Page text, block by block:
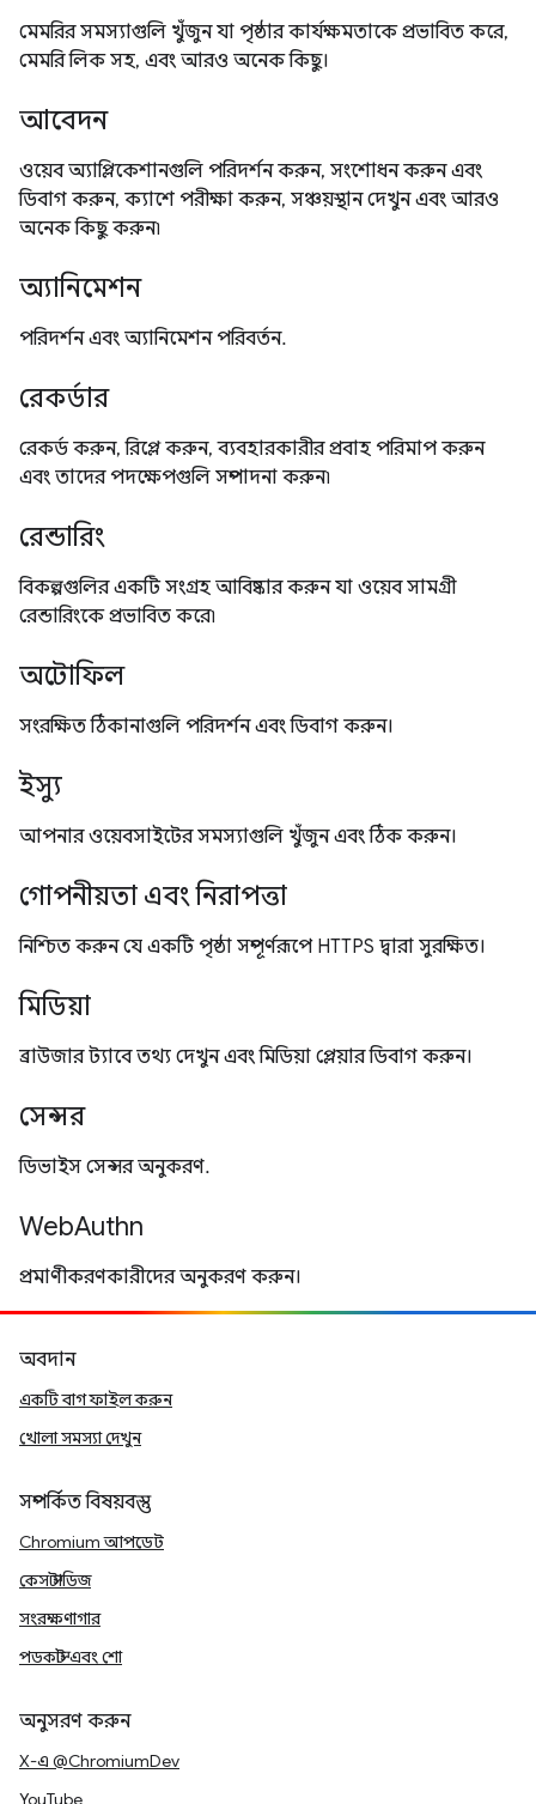
মেমরির সমস্যাগুলি খুঁজুন যা পৃষ্ঠার কার্যক্ষমতাকে প্রভাবিত করে,
মেমরি লিক সহ, এবং আরও অনেক কিছু।
আবেদন
ওয়েব অ্যাপ্লিকেশানগুলি পরিদর্শন করুন, সংশোধন করুন এবং
ডিবাগ করুন, ক্যাশে পরীক্ষা করুন, সঞ্চয়স্থান দেখুন এবং আরও
অনেক কিছু করুন৷
অ্যানিমেশন
পরিদর্শন এবং অ্যানিমেশন পরিবর্তন.
রেকর্ডার
রেকর্ড করুন, রিপ্লে করুন, ব্যবহারকারীর প্রবাহ পরিমাপ করুন
এবং তাদের পদক্ষেপগুলি সম্পাদনা করুন৷
রেন্ডারিং
বিকল্পগুলির একটি সংগ্রহ আবিষ্কার করুন যা ওয়েব সামগ্রী
রেন্ডারিংকে প্রভাবিত করে৷
অটোফিল
সংরক্ষিত ঠিকানাগুলি পরিদর্শন এবং ডিবাগ করুন।
ইস্যু
আপনার ওয়েবসাইটের সমস্যাগুলি খুঁজুন এবং ঠিক করুন।
গোপনীয়তা এবং নিরাপত্তা
নিশ্চিত করুন যে একটি পৃষ্ঠা সম্পূর্ণরূপে HTTPS দ্বারা সুরক্ষিত।
মিডিয়া
ব্রাউজার ট্যাবে তথ্য দেখুন এবং মিডিয়া প্লেয়ার ডিবাগ করুন।
সেন্সর
ডিভাইস সেন্সর অনুকরণ.
WebAuthn
প্রমাণীকরণকারীদের অনুকরণ করুন।
অবদান
একটি বাগ ফাইল করুন
খোলা সমস্যা দেখুন
সম্পর্কিত বিষয়বস্তু
Chromium আপডেট
কেস স্টাডিজ
সংরক্ষণাগার
পডকাস্ট এবং শো
অনুসরণ করুন
X-এ @ChromiumDev
YouTube